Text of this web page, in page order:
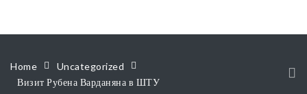
Home
Uncategorized
Визит Рубена Варданяна в ШТУ